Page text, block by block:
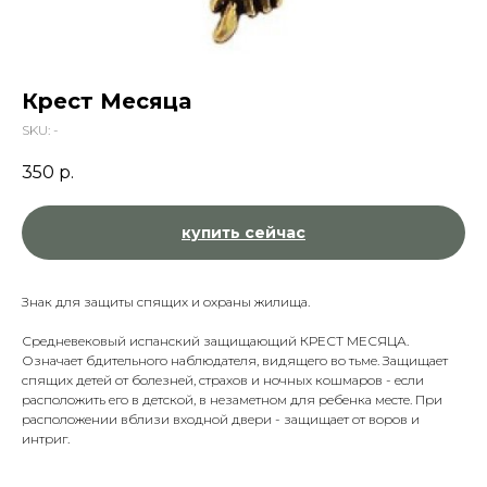
Крест Месяца
SKU: -
350 р.
купить сейчас
Знак для защиты спящих и охраны жилища.
Средневековый испанский защищающий КРЕСТ МЕСЯЦА.
Означает бдительного наблюдателя, видящего во тьме. Защищает
спящих детей от болезней, страхов и ночных кошмаров - если
расположить его в детской, в незаметном для ребенка месте. При
расположении вблизи входной двери - защищает от воров и
интриг.